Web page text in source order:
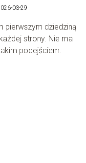
03-29
pierwszym dziedziną
strony. Nie ma
podejściem.